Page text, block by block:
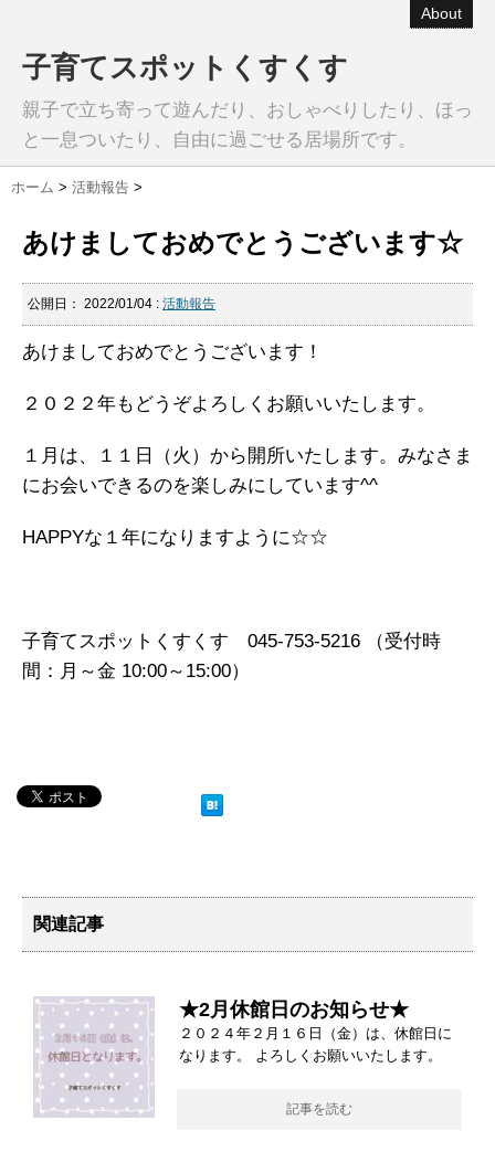
About
子育てスポットくすくす
親子で立ち寄って遊んだり、おしゃべりしたり、ほっ
と一息ついたり、自由に過ごせる居場所です。
ホーム > 活動報告 >
あけましておめでとうございます☆
公開日： 2022/01/04 : 活動報告
あけましておめでとうございます！
２０２２年もどうぞよろしくお願いいたします。
１月は、１１日（火）から開所いたします。みなさま
にお会いできるのを楽しみにしています^^
HAPPYな１年になりますように☆☆
子育てスポットくすくす 045-753-5216 （受付時
間：月～金 10:00～15:00）
関連記事
★2月休館日のお知らせ★
２０２４年２月１６日（金）は、休館日に
なります。 よろしくお願いいたします。
記事を読む